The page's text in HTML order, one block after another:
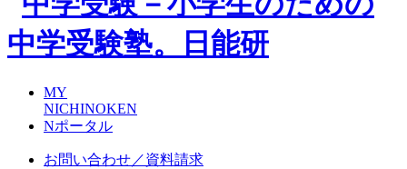
MY
NICHINOKEN
Nポータル
お問い合わせ／資料請求